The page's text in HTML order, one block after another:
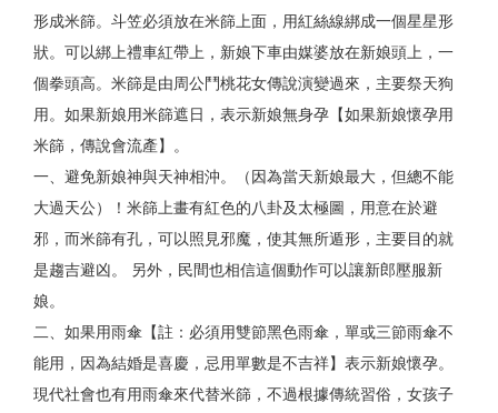
形成米篩。斗笠必須放在米篩上面，用紅絲線綁成一個星星形
狀。可以綁上禮車紅帶上，新娘下車由媒婆放在新娘頭上，一
個拳頭高。米篩是由周公鬥桃花女傳說演變過來，主要祭天狗
用。如果新娘用米篩遮日，表示新娘無身孕【如果新娘懷孕用
米篩，傳說會流產】。
一、避免新娘神與天神相沖。（因為當天新娘最大，但總不能
大過天公）！米篩上畫有紅色的八卦及太極圖，用意在於避
邪，而米篩有孔，可以照見邪魔，使其無所遁形，主要目的就
是趨吉避凶。 另外，民間也相信這個動作可以讓新郎壓服新
娘。
二、如果用雨傘【註：必須用雙節黑色雨傘，單或三節雨傘不
能用，因為結婚是喜慶，忌用單數是不吉祥】表示新娘懷孕。
現代社會也有用雨傘來代替米篩，不過根據傳統習俗，女孩子